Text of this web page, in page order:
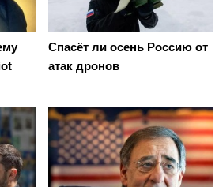
Спасёт ли осень Россию от
атак дронов